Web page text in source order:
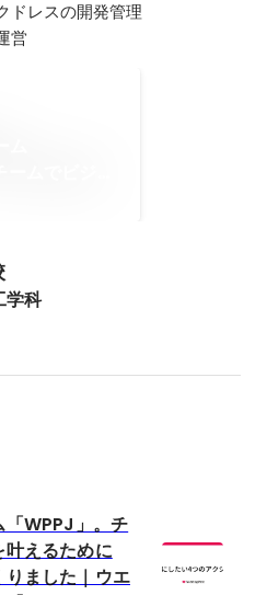
ドレスの開発管理
営
学科
「WPPJ」。チ
えるために
りました｜ウエ